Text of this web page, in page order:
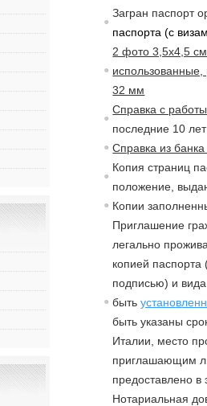
Загран паспорт
паспорта (с в
2 фото 3,5х4,5
32 мм
Справка с работы
последние 10
Справка из
Копия страниц
положение,
Копии
Приглашение
легально прожив
копией
подписью) и в
бытьустанов
быть указаны
Италии, место
приглашающим
предоставлено в
Нотариальная до